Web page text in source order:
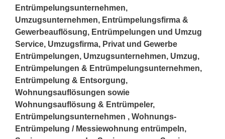
Entrümpelungsunternehmen,
Umzugsunternehmen, Entrümpelungsfirma &
Gewerbeauflösung, Entrümpelungen und Umzug
Service, Umzugsfirma, Privat und Gewerbe
Entrümpelungen, Umzugsunternehmen, Umzug,
Entrümpelungen & Entrümpelungsunternehmen,
Entrümpelung & Entsorgung,
Wohnungsauflösungen sowie
Wohnungsauflösung & Entrümpeler,
Entrümpelungsunternehmen , Wohnungs-
Entrümpelung / Messiewohnung entrümpeln,